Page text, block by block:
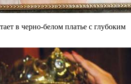
в черно-белом платье с глубоким